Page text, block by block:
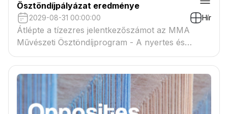
Ösztöndíjpályázat eredménye
2029-08-31 00:00:00 Hír
Átlépte a tízezres jelentkezőszámot az MMA
Művészeti Ösztöndíjprogram - A nyertes és
tartaléklistás pályázók névsora megtekinthető a
csatolmányban